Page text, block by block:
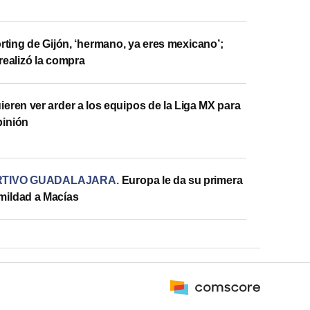
de Gijón, ‘hermano, ya eres mexicano’;
la compra
ver arder a los equipos de la Liga MX para
GUADALAJARA. Europa le da su primera
a Macías